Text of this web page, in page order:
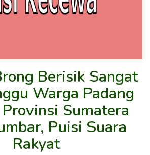
Berisik Sangat
Warga Padang
Sumatera
Puisi Suara
Rakyat